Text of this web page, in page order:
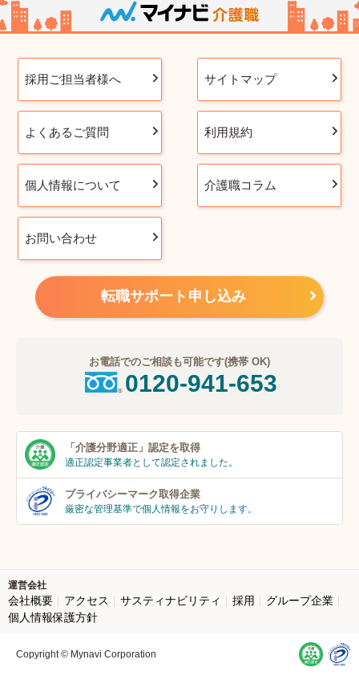
採用ご担当者様へ サイトマップ
よくあるご質問 利用規約
個人情報について 介護職コラム
お問い合わせ
転職サポート申し込み
お電話でのご相談も可能です(携帯 OK)
0120-941-653
「介護分野適正」 認定を取得
適正認定事業者として認定されました。
プライバシーマーク取得企業
厳密な管理基準で個人情報をお守りします。
運営会社
会社概要 アクセス サスティナビリティ 採用
グループ企業
個人情報保護方針
Copyright © Mynavi Corporation